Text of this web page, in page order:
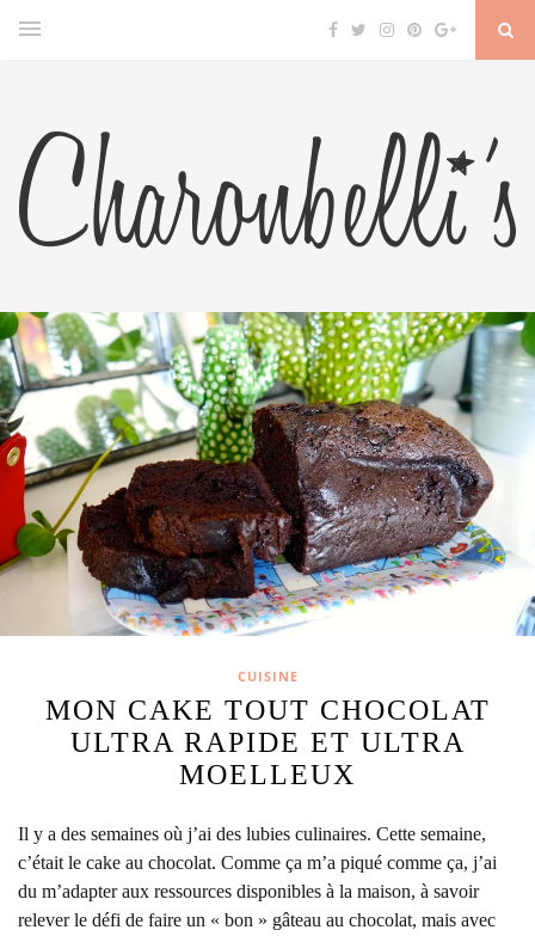
CUISINE
MON CAKE TOUT CHOCOLAT
ULTRA RAPIDE ET ULTRA
MOELLEUX
Il y a des semaines où j’ai des lubies culinaires. Cette semaine,
c’était le cake au chocolat. Comme ça m’a piqué comme ça, j’ai
du m’adapter aux ressources disponibles à la maison, à savoir
relever le défi de faire un « bon » gâteau au chocolat, mais avec